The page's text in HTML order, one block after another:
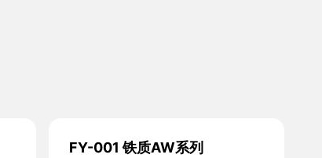
FY-001 铁质AW系列